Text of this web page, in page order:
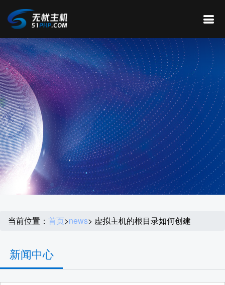
当前位置： 首页>news> 虚拟主机的根目录如何创建
新闻中心